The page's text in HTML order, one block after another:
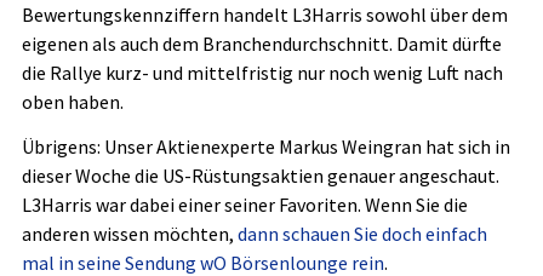
Bewertungskennziffern handelt L3Harris sowohl über dem
eigenen als auch dem Branchendurchschnitt. Damit dürfte
die Rallye kurz- und mittelfristig nur noch wenig Luft nach
oben haben.
Übrigens: Unser Aktienexperte Markus Weingran hat sich in
dieser Woche die US-Rüstungsaktien genauer angeschaut.
L3Harris war dabei einer seiner Favoriten. Wenn Sie die
anderen wissen möchten, dann schauen Sie doch einfach
mal in seine Sendung wO Börsenlounge rein.